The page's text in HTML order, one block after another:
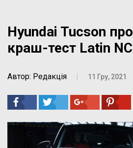
Hyundai Tucson
краш-тест Latin
Автор: Редакція | 11 Гру, 2021